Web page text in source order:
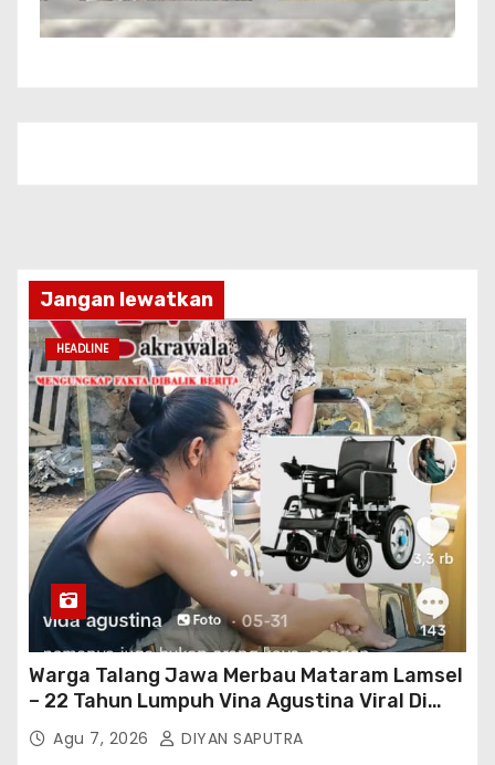
Jangan lewatkan
HEADLINE
Warga Talang Jawa Merbau Mataram Lamsel
– 22 Tahun Lumpuh Vina Agustina Viral Di
Tiktok Inginkan Kursi Roda Listrik, Kepala
Perwakilan Provinsi Lampung Media
Agu 7, 2026 DIYAN SAPUTRA